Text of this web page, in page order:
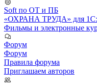
Soft по ОТ и ПБ
«ОХРАНА ТРУДА» для
Фильмы и электронные
Форум
Форум
Правила форума
Приглашаем авторов